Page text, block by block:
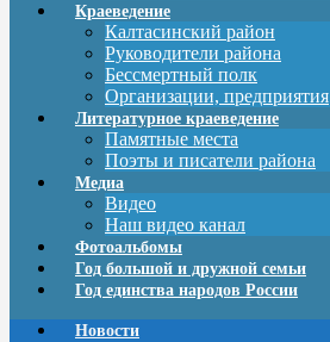
Краеведение
Калтасинский район
Руководители района
Бессмертный полк
Организации, предприятия
Литературное краеведение
Памятные места
Поэты и писатели района
Медиа
Видео
Наш видео канал
Фотоальбомы
Год большой и дружной семьи
Год единства народов России
Новости